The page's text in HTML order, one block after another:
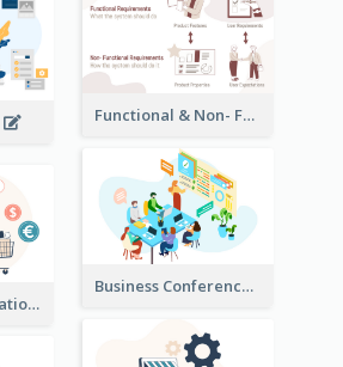
Functional & Non- Functional Requirements Illustration
Business Conference Illustration
Consumer Motivation Illustration